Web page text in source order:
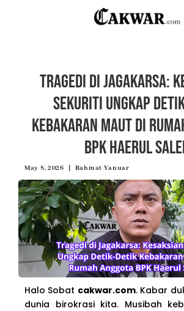
Tragedi di Jagakarsa:
Sekuriti Ungkap
Kebakaran Maut di
BPK Haerul
May 8, 2026 Rahmat Yanuar
Halo Sobat cakwar.com. Kabar
dunia birokrasi kita. Musibah